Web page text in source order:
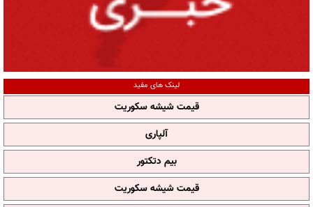
لینک های مفید
قیمت شیشه سکوریت
آلپاری
بیم دتکتور
قیمت شیشه سکوریت